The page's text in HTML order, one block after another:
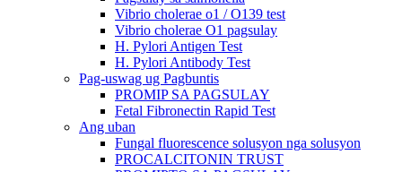
Vibrio cholerae o1 / O139 test
Vibrio cholerae O1 pagsulay
H. Pylori Antigen Test
H. Pylori Antibody Test
Pag-uswag ug Pagbuntis
PROMIP SA PAGSULAY
Fetal Fibronectin Rapid Test
Ang uban
Fungal fluorescence solusyon nga solusyon
PROCALCITONIN TRUST